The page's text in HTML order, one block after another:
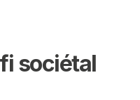
sociétal